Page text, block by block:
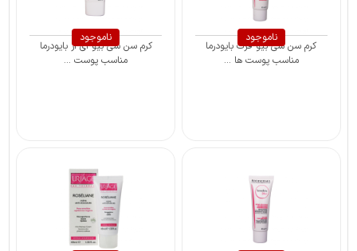
ناموجود
کرم سن سی بیو فرت بایودرما
مناسب پوست ها ...
ناموجود
کرم سن سی بیو ای آر بایودرما
مناسب پوست ...